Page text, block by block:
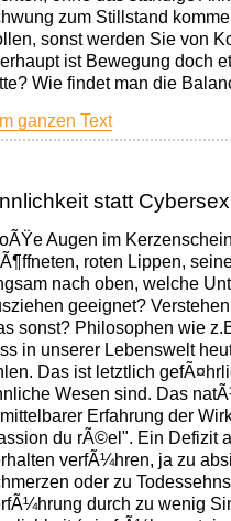
zum Stillstand
sonst werden Sie von
ist Bewegung doch
Wie findet man die
ganzen Text
statt Cybersex
Augen im
roten Lippen,
nach oben, welche
geeignet?
sonst? Philosophen wie
in unserer Lebenswelt
Das ist letztlich
Wesen sind. Das
Erfahrung der
du rÃ©el". Ein Defizit
verfÃ¼hren, ja zu
oder zu
durch zu wenig